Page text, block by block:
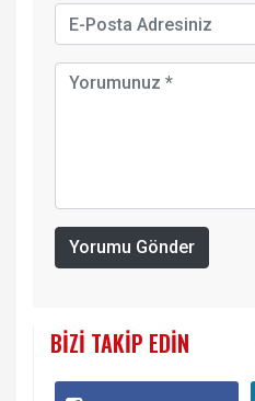
Yorumu Gönder
BIZI TAKIP EDIN